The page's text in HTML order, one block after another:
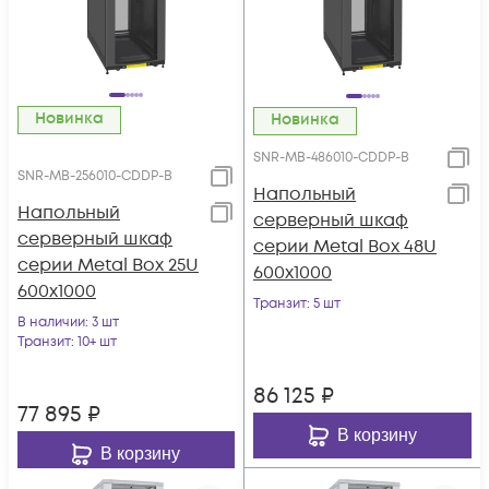
Новинка
SNR-MB-256010-CDDP-B
Напольный
серверный шкаф
серии Metal Box 25U
600х1000
В наличии: 3 шт
Транзит: 10+ шт
77 895 ₽
В корзину
Новинка
SNR-MB-486010-CDDP-B
Напольный
серверный шкаф
серии Metal Box 48U
600х1000
Транзит: 5 шт
86 125 ₽
В корзину